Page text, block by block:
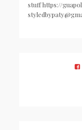
stuff https://